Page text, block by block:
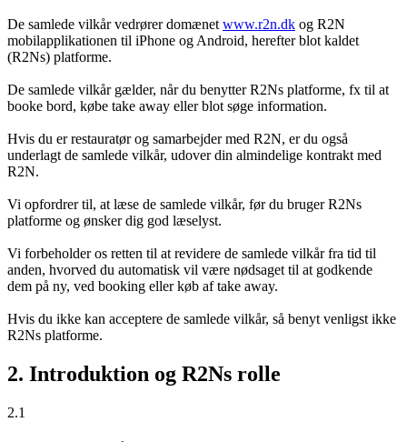
De samlede vilkår vedrører domænet www.r2n.dk og R2N
mobilapplikationen til iPhone og Android, herefter blot kaldet
(R2Ns) platforme.
De samlede vilkår gælder, når du benytter R2Ns platforme, fx til at
booke bord, købe take away eller blot søge information.
Hvis du er restauratør og samarbejder med R2N, er du også
underlagt de samlede vilkår, udover din almindelige kontrakt med
R2N.
Vi opfordrer til, at læse de samlede vilkår, før du bruger R2Ns
platforme og ønsker dig god læselyst.
Vi forbeholder os retten til at revidere de samlede vilkår fra tid til
anden, hvorved du automatisk vil være nødsaget til at godkende
dem på ny, ved booking eller køb af take away.
Hvis du ikke kan acceptere de samlede vilkår, så benyt venligst ikke
R2Ns platforme.
2. Introduktion og R2Ns rolle
2.1